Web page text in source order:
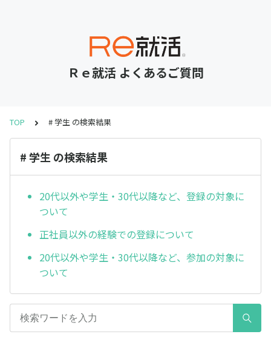
Ｒｅ就活 よくあるご質問
TOP # 学生 の検索結果
# 学生 の検索結果
20代以外や学生・30代以降など、登録の対象に
ついて
正社員以外の経験での登録について
20代以外や学生・30代以降など、参加の対象に
ついて